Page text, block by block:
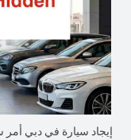
إيجاد سيارة في دبي